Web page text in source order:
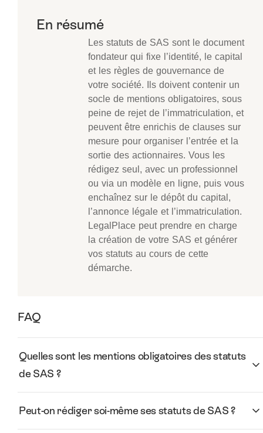
Les statuts de SAS sont le document
fondateur qui fixe l’identité, le capital
et les règles de gouvernance de
votre société. Ils doivent contenir un
socle de mentions obligatoires, sous
peine de rejet de l’immatriculation, et
peuvent être enrichis de clauses sur
mesure pour organiser l’entrée et la
sortie des actionnaires. Vous les
rédigez seul, avec un professionnel
ou via un modèle en ligne, puis vous
enchaînez sur le dépôt du capital,
l’annonce légale et l’immatriculation.
LegalPlace peut prendre en charge
la création de votre SAS et générer
vos statuts au cours de cette
démarche.
FAQ
Quelles sont les mentions obligatoires des statuts
de SAS ?
Peut-on rédiger soi-même ses statuts de SAS ?